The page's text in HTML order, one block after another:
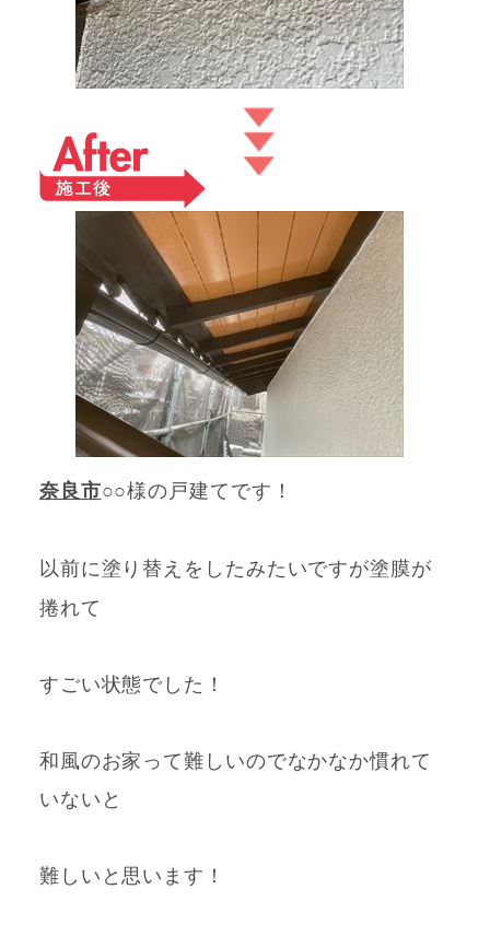
奈良市○○様の戸建てです！
以前に塗り替えをしたみたいですが塗膜が
捲れて
すごい状態でした！
和風のお家って難しいのでなかなか慣れて
いないと
難しいと思います！